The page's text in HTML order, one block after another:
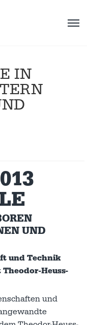
IN
UND
und Technik
Heuss-
und